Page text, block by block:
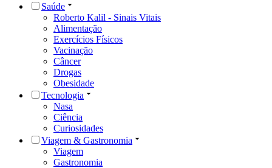
Saúde
Roberto Kalil - Sinais Vitais
Alimentação
Exercícios Físicos
Vacinação
Câncer
Drogas
Obesidade
Tecnologia
Nasa
Ciência
Curiosidades
Viagem & Gastronomia
Viagem
Gastronomia